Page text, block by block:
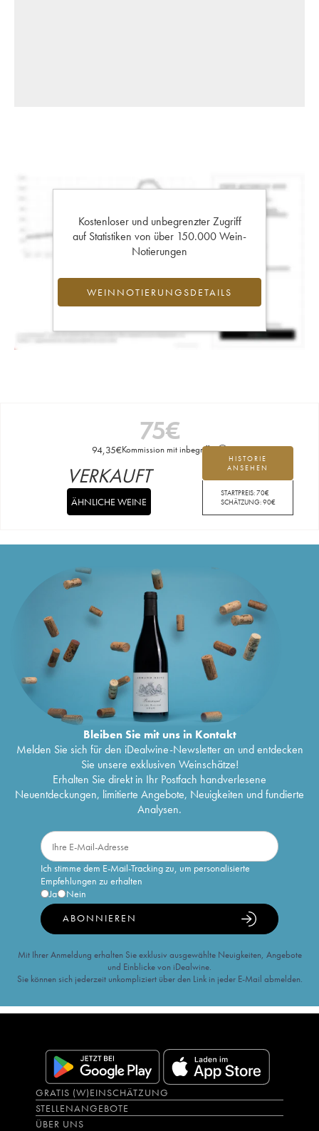
Kostenloser und unbegrenzter Zugriff
auf Statistiken von über 150.000 Wein-
Notierungen
WEINNOTIERUNGSDETAILS
75€
94,35€Kommission mit inbegriffen
HISTORIE
ANSEHEN
STARTPREIS:70€
SCHÄTZUNG:90€
VERKAUFT
ÄHNLICHE WEINE
Bleiben Sie mit uns in Kontakt
Melden Sie sich für den iDealwine-Newsletter an und entdecken
Sie unsere exklusiven Weinschätze!
Erhalten Sie direkt in Ihr Postfach handverlesene
Neuentdeckungen, limitierte Angebote, Neuigkeiten und fundierte
Analysen.
Ich stimme dem E-Mail-Tracking zu, um personalisierte
Empfehlungen zu erhalten
Ja
Nein
ABONNIEREN
Mit Ihrer Anmeldung erhalten Sie exklusiv ausgewählte Neuigkeiten, Angebote
und Einblicke von iDealwine.
Sie können sich jederzeit unkompliziert über den Link in jeder E-Mail abmelden.
GRATIS (W)EINSCHÄTZUNG
STELLENANGEBOTE
ÜBER UNS